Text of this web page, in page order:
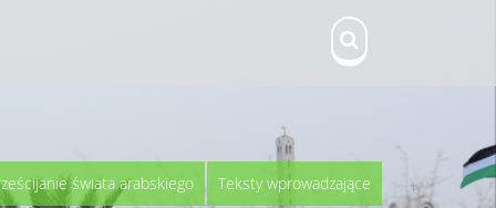
świata arabskiego Teksty wprowadzające